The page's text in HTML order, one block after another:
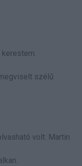
szélű
volt: Martin.